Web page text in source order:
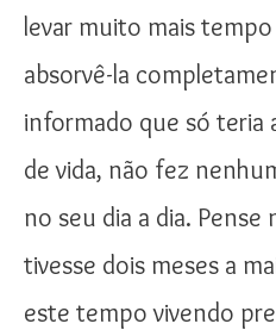
levar muito mais
absorvê-la
informado que só teria
de vida, não fez
no seu dia a dia. Pense
tivesse dois meses a
este tempo vivendo